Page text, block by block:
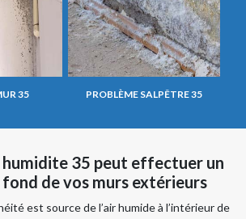
35 PROBLÈME SALPÊTRE 35
humidite 35 peut effectuer un
de vos murs extérieurs
est source de l’air humide à l’intérieur de